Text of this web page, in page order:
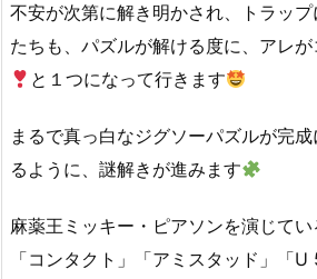
不安が次第に解き明かされ、トラッ
たちも、パズルが解ける度に、アレ
と１つになって行きます
まるで真っ白なジグソーパズルが完
るように、謎解きが進みます
麻薬王ミッキー・ピアソンを演じてい
「コンタクト」「アミスタッド」「